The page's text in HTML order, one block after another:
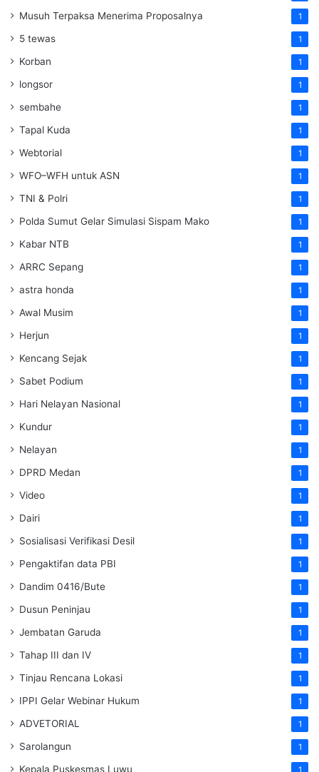
Musuh Terpaksa Menerima Proposalnya 1
5 tewas 1
Korban 1
longsor 1
sembahe 1
Tapal Kuda 1
Webtorial 1
WFO–WFH untuk ASN 1
TNI & Polri 1
Polda Sumut Gelar Simulasi Sispam Mako 1
Kabar NTB 1
ARRC Sepang 1
astra honda 1
Awal Musim 1
Herjun 1
Kencang Sejak 1
Sabet Podium 1
Hari Nelayan Nasional 1
Kundur 1
Nelayan 1
DPRD Medan 1
Video 1
Dairi 1
Sosialisasi Verifikasi Desil 1
Pengaktifan data PBI 1
Dandim 0416/Bute 1
Dusun Peninjau 1
Jembatan Garuda 1
Tahap III dan IV 1
Tinjau Rencana Lokasi 1
IPPI Gelar Webinar Hukum 1
ADVETORIAL 1
Sarolangun 1
Kepala Puskesmas Luwu 1